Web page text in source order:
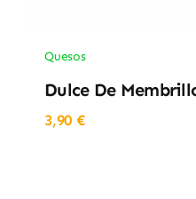
Quesos
Dulce De
3,90€